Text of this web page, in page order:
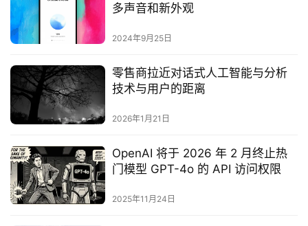
多声音和新外观
2024年9月25日
零售商拉近对话式人工智能与分析
技术与用户的距离
2026年1月21日
OpenAI 将于 2026 年 2 月终止热
门模型 GPT-4o 的 API 访问权限
2025年11月24日